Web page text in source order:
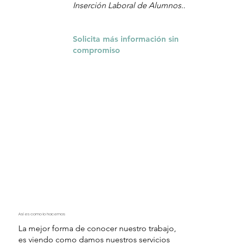
Inserción Laboral de Alumnos..
Solicita más información sin
compromiso
Así es como lo hacemos
La mejor forma de conocer nuestro trabajo,
es viendo como damos nuestros servicios